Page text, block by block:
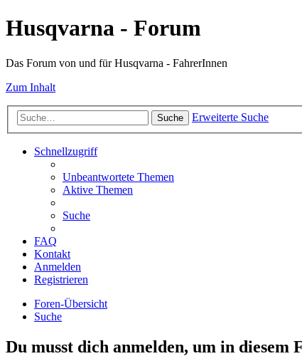
Husqvarna - Forum
Das Forum von und für Husqvarna - FahrerInnen
Zum Inhalt
Suche Erweiterte Suche
Schnellzugriff
Unbeantwortete Themen
Aktive Themen
Suche
FAQ
Kontakt
Anmelden
Registrieren
Foren-Übersicht
Suche
Du musst dich anmelden, um in diesem